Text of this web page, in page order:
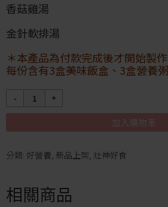
香菇雞湯
金針軟排湯
＊本產品為付款完成後才開始製
每份含有3盒美味飯盒、3盒營養
加入購物車
分類: 好營養, 新品上架, 灶神好食
相關商品